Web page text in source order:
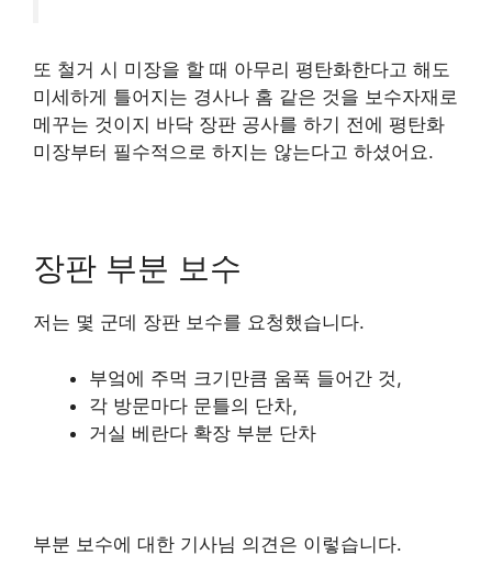
또 철거 시 미장을 할 때 아무리 평탄화한다고 해도
미세하게 틀어지는 경사나 홈 같은 것을 보수자재로
메꾸는 것이지 바닥 장판 공사를 하기 전에 평탄화
미장부터 필수적으로 하지는 않는다고 하셨어요.
장판 부분 보수
저는 몇 군데 장판 보수를 요청했습니다.
부엌에 주먹 크기만큼 움푹 들어간 것,
각 방문마다 문틀의 단차,
거실 베란다 확장 부분 단차
부분 보수에 대한 기사님 의견은 이렇습니다.